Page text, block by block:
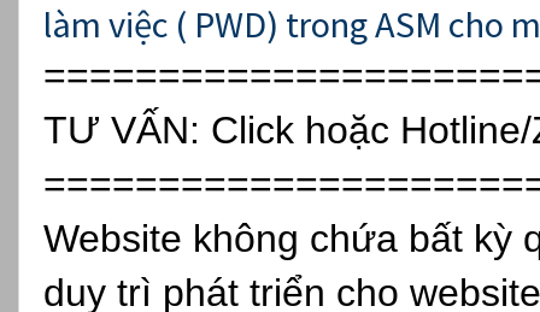
làm việc ( PWD) trong ASM cho
TƯ VẤN: Click hoặc
Website không chứa bất kỳ
duy trì phát triển cho